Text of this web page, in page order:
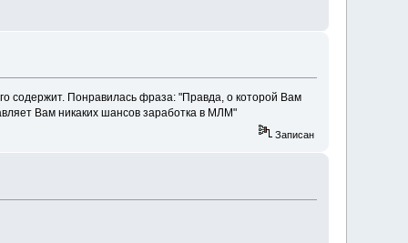
содержит. Понравилась фраза: "Правда, о которой Вам
Вам никаких шансов заработка в МЛМ"
Записан